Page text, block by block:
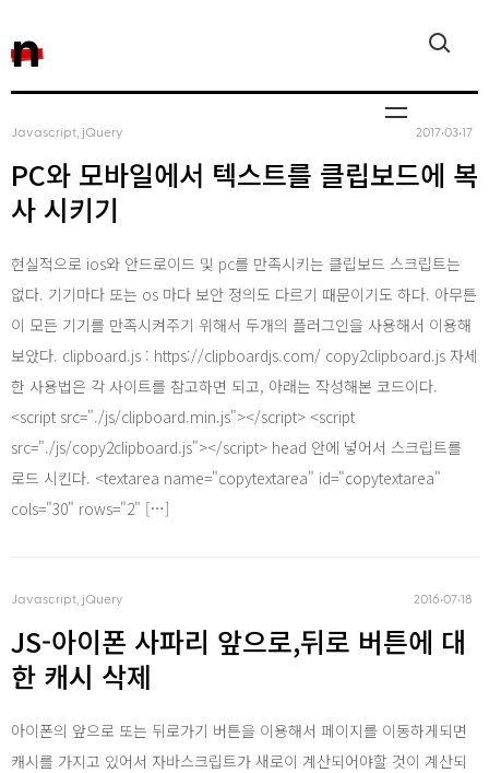
n
Javascript,
Reactjs
React
iOS
Android
Javascript, jQuery 2017‧03‧17
PC와 모바일에서 텍스트를 클립보드에 복
사 시키기
현실적으로 ios와 안드로이드 및 pc를 만족시키는 클립보드 스크립트는
없다. 기기마다 또는 os 마다 보안 정의도 다르기 때문이기도 하다. 아무튼
이 모든 기기를 만족시켜주기 위해서 두개의 플러그인을 사용해서 이용해
보았다. clipboard.js : https://clipboardjs.com/ copy2clipboard.js 자세
한 사용법은 각 사이트를 참고하면 되고, 아래는 작성해본 코드이다.
<script src="./js/clipboard.min.js"></script> <script
src="./js/copy2clipboard.js"></script> head 안에 넣어서 스크립트를
로드 시킨다. <textarea name="copytextarea" id="copytextarea"
cols="30" rows="2" […]
Javascript, jQuery 2016‧07‧18
JS-아이폰 사파리 앞으로,뒤로 버튼에 대
한 캐시 삭제
아이폰의 앞으로 또는 뒤로가기 버튼을 이용해서 페이지를 이동하게되면
캐시를 가지고 있어서 자바스크립트가 새로이 계산되어야할 것이 계산되